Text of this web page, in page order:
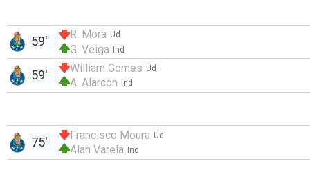
Ud
R. Mora
Ind
G. Veiga
59'
Ud
William Gomes
Ind
A. Alarcon
59'
Ud
Francisco Moura
Ind
Alan Varela
75'